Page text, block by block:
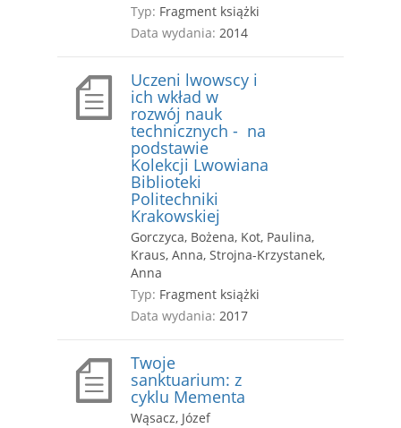
Typ: Fragment książki
Data wydania: 2014
Uczeni lwowscy i
ich wkład w
rozwój nauk
technicznych - na
podstawie
Kolekcji Lwowiana
Biblioteki
Politechniki
Krakowskiej
Gorczyca, Bożena, Kot, Paulina,
Kraus, Anna, Strojna-Krzystanek,
Anna
Typ: Fragment książki
Data wydania: 2017
Twoje
sanktuarium: z
cyklu Mementa
Wąsacz, Józef